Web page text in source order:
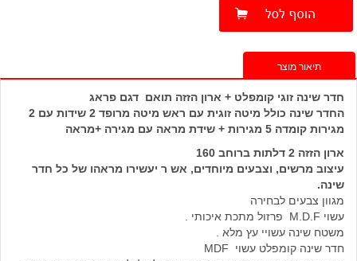
תיאור מוצר
חדר שינה זוגי קומפלט + ארון הזזה תואם דגם פראג
החדר שינה כולל מיטה זוגית עם ראש מיטה מרופד 2 שידות עם 2
מגירות קומדה 5 מגירות + שידת מראה עם מגירה +מראה
ארון הזזה 2 דלתות ברוחב 160
עיצוב מרשים, וצבעים מיוחדים, אש ר יעשירו מראהו של כל חדר
שינה.
מגוון צבעים לבחירה
עשוי M.D.F פרזול מתכת איכותי .
משטח שינה עשויי עץ מלא .
חדר שינה קומפלט עשוי MDF